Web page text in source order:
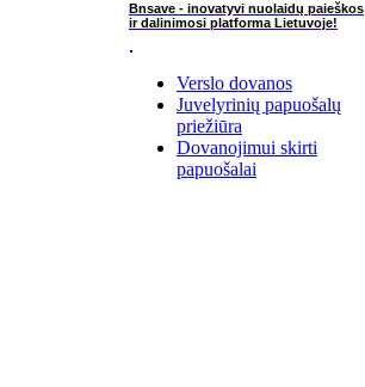
Bnsave - inovatyvi nuolaidų paieškos
ir dalinimosi platforma Lietuvoje!
Verslo dovanos
Juvelyrinių papuošalų
priežiūra
Dovanojimui skirti
papuošalai